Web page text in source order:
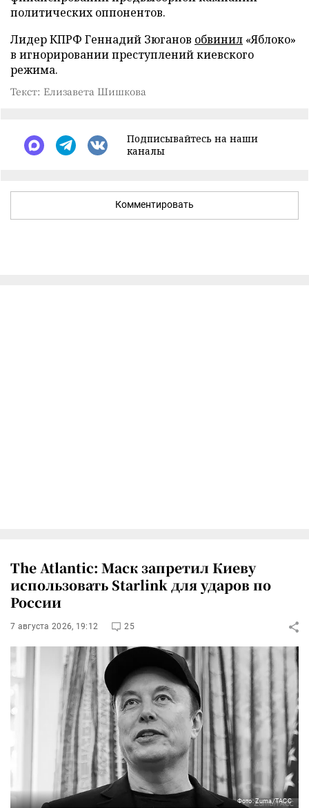
политических оппонентов.
Лидер КПРФ Геннадий Зюганов обвинил «Яблоко»
в игнорировании преступлений киевского
режима.
Текст: Елизавета Шишкова
Подписывайтесь на наши
каналы
Комментировать
The Atlantic: Маск запретил Киеву
использовать Starlink для ударов по
России
7 августа 2026, 19:12 25
Фото: Zuma/ТАСС